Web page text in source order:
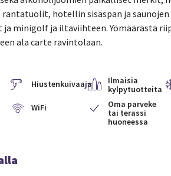
rantatuolit, hotellin sisäspan ja
minigolf ja iltaviihteen. Yömäärästä
ala carte ravintolaan.
Hiustenkuivaaja
Ilmaisia
kylpytuotteita
WiFi
Oma parveke
tai terassi
huoneessa